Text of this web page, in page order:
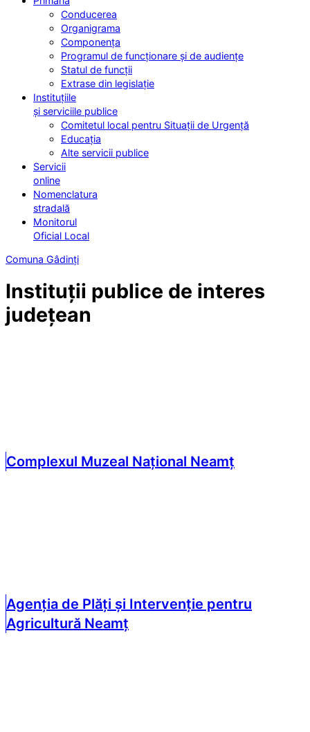
Conducerea
Organigrama
Componența
Programul de funcționare și de audiențe
Statul de funcții
Extrase din legislație
Instituțiile
și serviciile publice
Comitetul local pentru Situații de Urgență
Educația
Alte servicii publice
Servicii
online
Nomenclatura
stradală
Monitorul
Oficial Local
Comuna Gâdinți
Instituții publice de interes
județean
Complexul Muzeal Național Neamț
Agenția de Plăți și Intervenție pentru
Agricultură Neamț